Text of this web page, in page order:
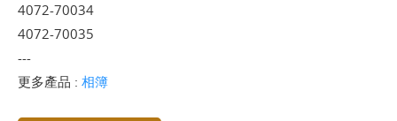
4072-70034
4072-70035
---
更多產品 : 相簿